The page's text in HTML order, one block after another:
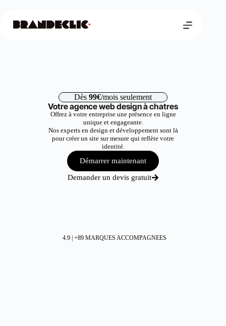
Dès 99€/mois seulement
Votre agence web design à chatres
Offrez à votre entreprise une présence en ligne
unique et engageante.
Nos experts en design et développement sont là
pour créer un site sur mesure qui reflète votre
identité.
Démarrer maintenant
Demander un devis gratuit
4.9 | +89 MARQUES ACCOMPAGNEES